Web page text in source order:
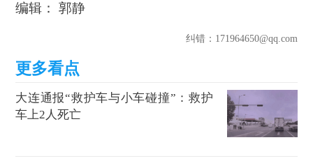
编辑： 郭静
纠错：171964650@qq.com
大连通报“救护车与小车碰撞”：救护
车上2人死亡